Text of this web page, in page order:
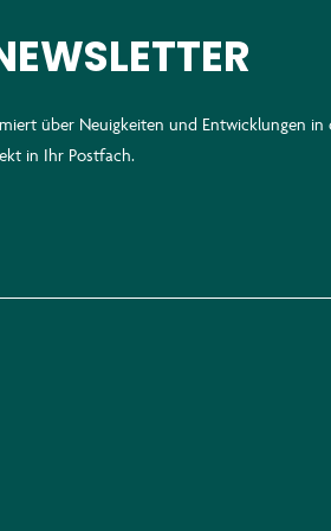
über Neuigkeiten und Entwicklungen
in Ihr Postfach.